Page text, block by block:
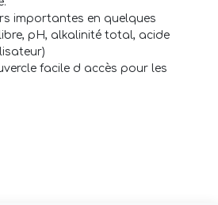
importantes en quelques
pH, alkalinité total, acide
facile d accès pour les